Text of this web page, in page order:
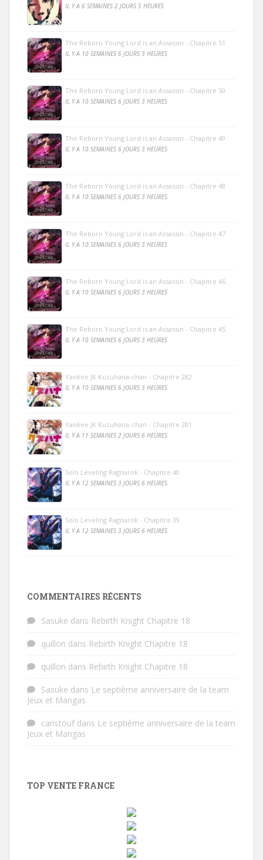
IL Y A 6 SEMAINES 2 JOURS 5 HEURES
The Reborn Young Lord is an Assassin - Chapitre 51
IL Y A 10 SEMAINES 6 JOURS 3 HEURES
The Reborn Young Lord is an Assassin - Chapitre 50
IL Y A 10 SEMAINES 6 JOURS 3 HEURES
The Reborn Young Lord is an Assassin - Chapitre 49
IL Y A 10 SEMAINES 6 JOURS 3 HEURES
The Reborn Young Lord is an Assassin - Chapitre 48
IL Y A 10 SEMAINES 6 JOURS 3 HEURES
The Reborn Young Lord is an Assassin - Chapitre 47
IL Y A 10 SEMAINES 6 JOURS 3 HEURES
The Reborn Young Lord is an Assassin - Chapitre 46
IL Y A 10 SEMAINES 6 JOURS 3 HEURES
The Reborn Young Lord is an Assassin - Chapitre 45
IL Y A 10 SEMAINES 6 JOURS 3 HEURES
Yankee JK Kuzuhana-chan - Chapitre 282
IL Y A 10 SEMAINES 6 JOURS 3 HEURES
Yankee JK Kuzuhana-chan - Chapitre 281
IL Y A 11 SEMAINES 2 JOURS 6 HEURES
Solo Leveling Ragnarok - Chapitre 40
IL Y A 12 SEMAINES 3 JOURS 6 HEURES
Solo Leveling Ragnarok - Chapitre 39
IL Y A 12 SEMAINES 3 JOURS 6 HEURES
COMMENTAIRES RÉCENTS
Sasuke dans Rebirth Knight Chapitre 18
quillon dans Rebirth Knight Chapitre 18
quillon dans Rebirth Knight Chapitre 18
Sasuke dans Le septième anniversaire de la team
Jeux et Mangas
caristoufdans Le septième anniversaire de la team
Jeux et Mangas
TOP VENTE FRANCE